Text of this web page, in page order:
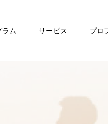
ラム サービス プロ